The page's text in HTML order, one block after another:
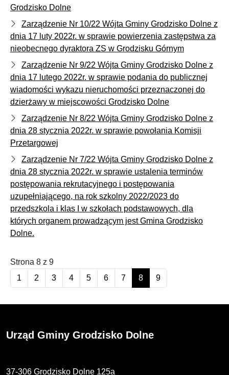
Grodzisko Dolne
Zarządzenie Nr 10/22 Wójta Gminy Grodzisko Dolne z
dnia 17 luty 2022r. w sprawie powierzenia zastępstwa za
nieobecnego dyraktora ZS w Grodzisku Górnym
Zarządzenie Nr 9/22 Wójta Gminy Grodzisko Dolne z
dnia 17 lutego 2022r. w sprawie podania do publicznej
wiadomości wykazu nieruchomości przeznaczonej do
dzierżawy w miejscowości Grodzisko Dolne
Zarządzenie Nr 8/22 Wójta Gminy Grodzisko Dolne z
dnia 28 stycznia 2022r. w sprawie powołania Komisji
Przetargowej
Zarządzenie Nr 7/22 Wójta Gminy Grodzisko Dolne z
dnia 28 stycznia 2022r. w sprawie ustalenia terminów
postępowania rekrutacyjnego i postępowania
uzupełniającego, na rok szkolny 2022/2023 do
przedszkola i klas I w szkołach podstawowych, dla
których organem prowadzącym jest Gmina Grodzisko
Dolne.
Strona 8 z 9
1
2 3 4 5 6 7 8 9
Urząd Gminy Grodzisko Dolne
37-306 Grodzisko Dolne 125a